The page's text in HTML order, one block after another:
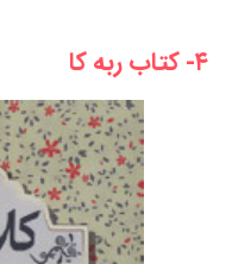
۴- کتاب ربه کا